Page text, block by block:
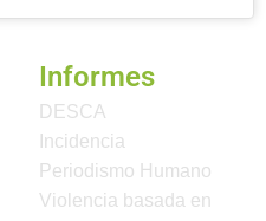
Informes
DESCA
Incidencia
Periodismo Humano
Violencia basada en